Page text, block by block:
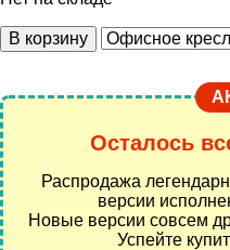
В корзину
Осталось
Распродажа
версии
Новые версии совсем
Успейте